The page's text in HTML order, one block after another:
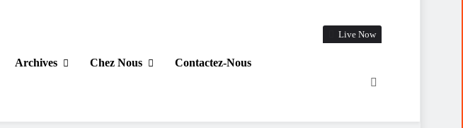
Archives Chez Nous Contactez-Nous
Live Now